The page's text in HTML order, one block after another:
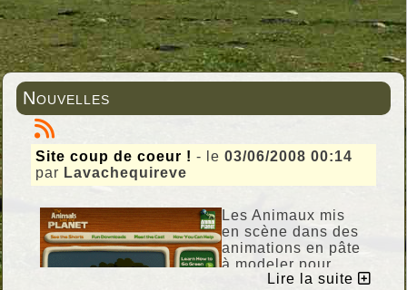
Nouvelles
Site coup de coeur ! - le 03/06/2008 00:14
par Lavachequireve
Les Animaux mis
en scène dans des
animations en pâte
à modeler pour
défendre etLire la suite